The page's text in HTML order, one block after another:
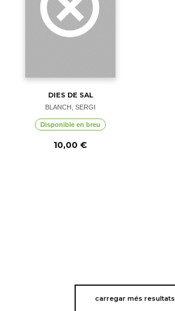
DIES DE SAL
BLANCH, SERGI
Disponible en breu
10,00 €
carregar més resultats